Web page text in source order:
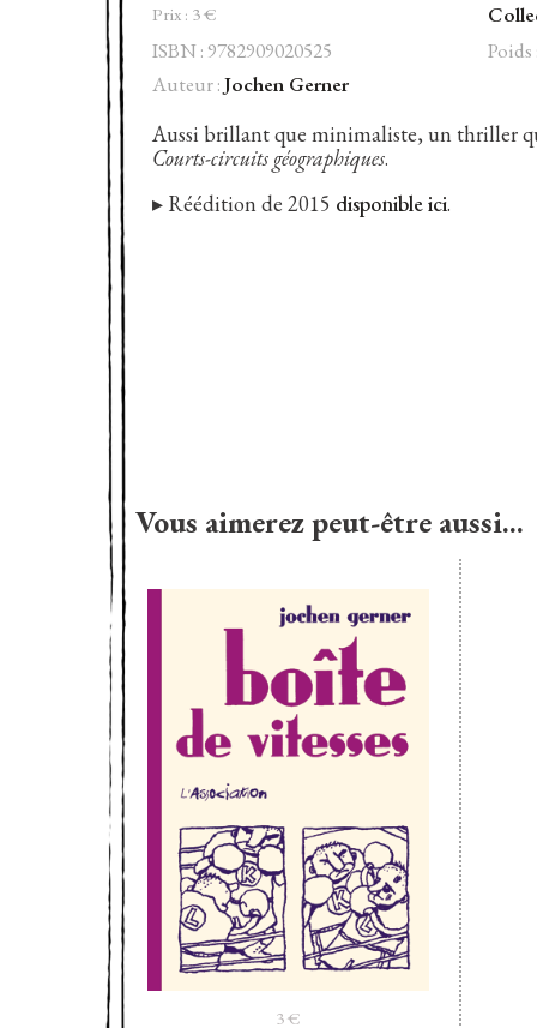
Prix : 3€
ISBN : 9782909020525
Poids
Auteur :Jochen Gerner
Aussi brillant que minimaliste, un thriller
Courts-circuits géographiques.
▸ Réédition de 2015 disponible ici.
Vous aimerez peut-être aussi…
3€